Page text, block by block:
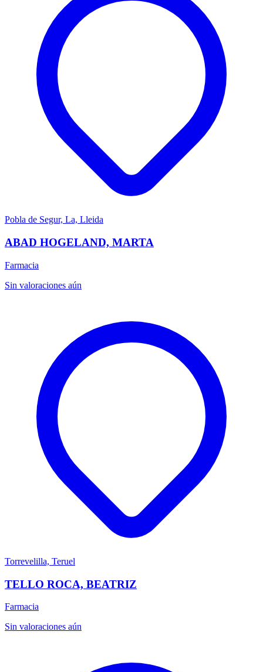
Pobla de Segur, La, Lleida
ABAD HOGELAND, MARTA
Farmacia
Sin valoraciones aún
Torrevelilla, Teruel
TELLO ROCA, BEATRIZ
Farmacia
Sin valoraciones aún